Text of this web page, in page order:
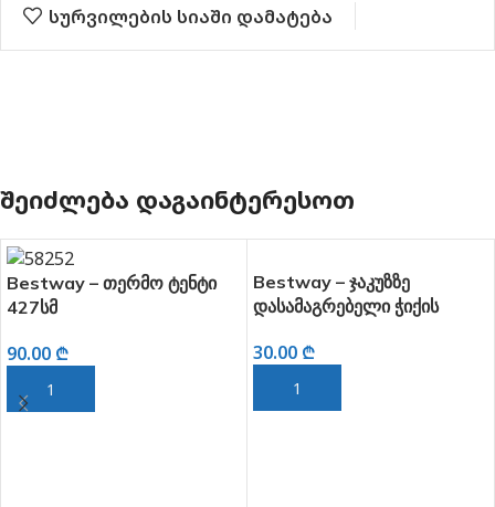
სურვილების სიაში დამატება
ᲨᲔᲘᲫᲚᲔᲑᲐ ᲓᲐᲒᲐᲘᲜᲢᲔᲠᲔᲡᲝᲗ
Bestway – თერმო ტენტი
427სმ
90.00 ₾
ᲙᲐᲚᲐᲗᲐᲨᲘ ᲓᲐᲛᲐᲢᲔᲑᲐ
Bestway – ჯაკუზზე
დასამაგრებელი ჭიქის
30.00 ₾
ᲙᲐᲚᲐᲗᲐᲨᲘ ᲓᲐᲛᲐᲢᲔᲑᲐ